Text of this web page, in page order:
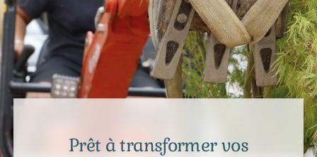
Prêt à transformer vos